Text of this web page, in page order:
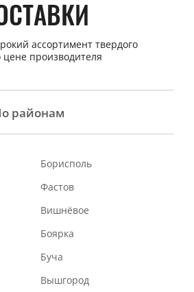
ассортимент твердого
производителя
районам
Борисполь
Фастов
Вишнёвое
Боярка
Буча
Вышгород